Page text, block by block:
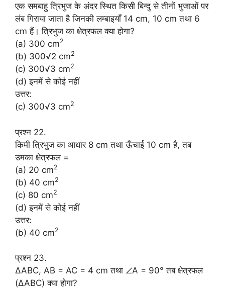
एक समबाहु त्रिभुज के अंदर स्थित किसी बिन्दु से तीनों भुजाओं पर
लंब गिराया जाता है जिनकी लम्बाइयाँ 14 cm, 10 cm तथा 6
cm हैं। त्रिभुज का क्षेत्रफल क्या होगा?
(a) 300 cm2
(b) 300√2 cm2
(c) 300√3 cm2
(d) इनमें से कोई नहीं
उत्तर:
(c) 300√3 cm2
प्रश्न 22.
किमी त्रिभुज का आधार 8 cm तथा ऊँचाई 10 cm है, तब
उमका क्षेत्रफल =
(a) 20 cm2
(b) 40 cm2
(c) 80 cm2
(d) इनमें से कोई नहीं
उत्तर:
(b) 40 cm2
प्रश्न 23.
ΔABC, AB = AC = 4 cm तथा ∠A = 90° तब क्षेत्रफल
(ΔABC) क्या होगा?